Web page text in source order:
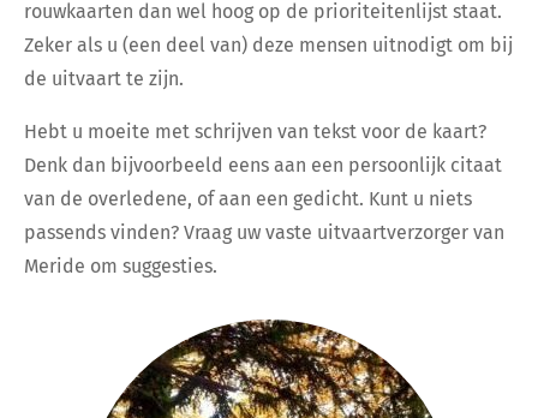
rouwkaarten dan wel hoog op de prioriteitenlijst staat.
Zeker als u (een deel van) deze mensen uitnodigt om bij
de uitvaart te zijn.
Hebt u moeite met schrijven van tekst voor de kaart?
Denk dan bijvoorbeeld eens aan een persoonlijk citaat
van de overledene, of aan een gedicht. Kunt u niets
passends vinden? Vraag uw vaste uitvaartverzorger van
Meride om suggesties.